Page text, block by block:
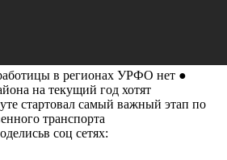
в регионах УРФО нет ●
на текущий год хотят
стартовал самый важный этап по
транспорта
соц сетях: